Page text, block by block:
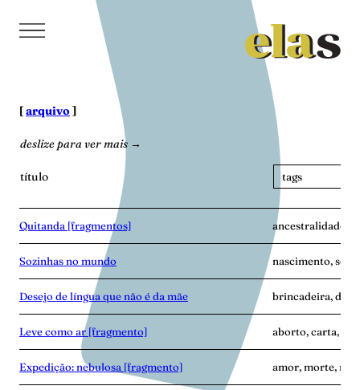
para
[arquivo]
deslize para ver mais →
título
Quitanda [fragmentos] ancestralidade,
Sozinhas no mundo nascimento,
Desejo de língua que não é da mãe brincadeira,
Leve como ar [fragmento] aborto, carta,
Expedição: nebulosa [fragmento] amor, morte,